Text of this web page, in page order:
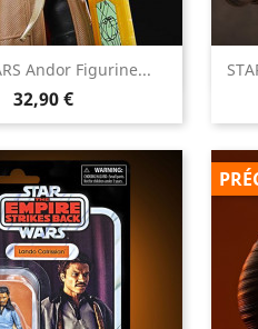
Andor Figurine...
Prix
32,90 €
Aperçu rapide